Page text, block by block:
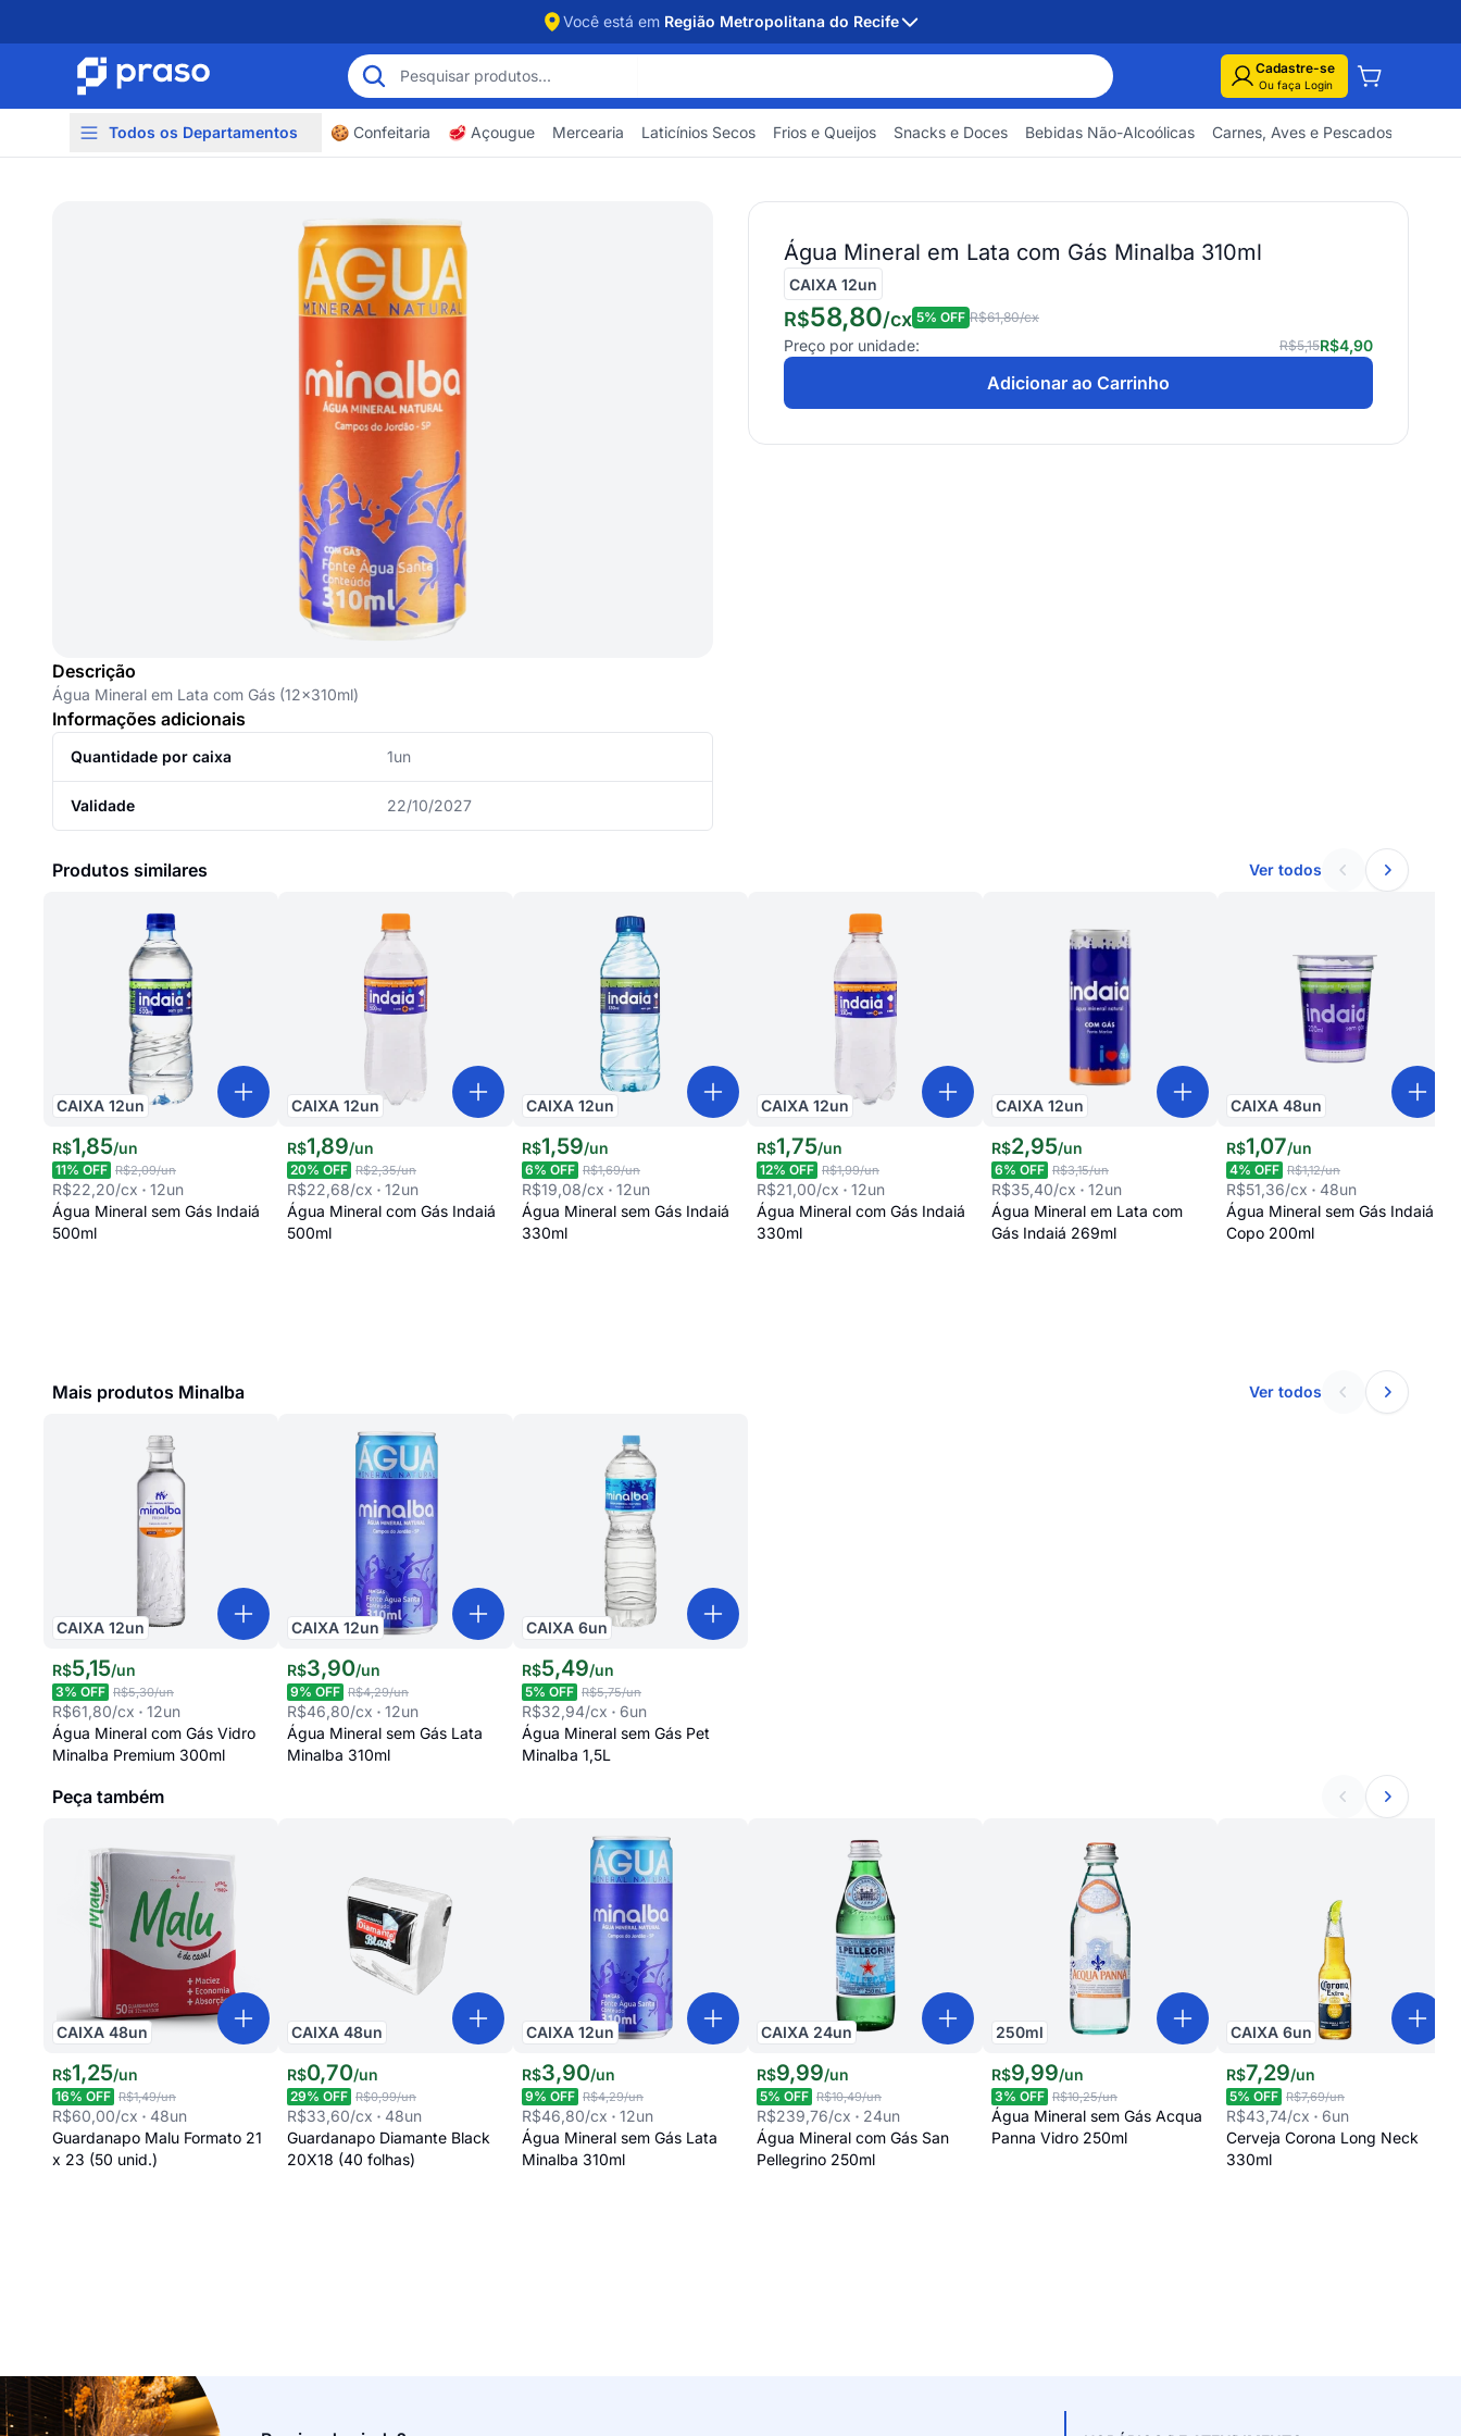
Você está em Região Metropolitana do Recife
Cadastre-se
Ou faça Login
Todos os Departamentos 🍪 Confeitaria 🥩 Açougue Mercearia Laticínios Secos Frios e Queijos Snacks e Doces Bebidas Não-Alcoólicas Carnes, Aves e Pescados
Descrição
Água Mineral em Lata com Gás (12x310ml)
Informações adicionais
Quantidade por caixa 1un
Validade 22/10/2027
CAIXA 12un
Água Mineral em Lata com Gás Minalba 310ml
R$58,80/cx 5% OFF R$61,80/cx
Preço por unidade: R$5,15R$4,90
Adicionar ao Carrinho
Produtos similares Ver todos
CAIXA 12un
R$1,85/un
11% OFF R$2,09/un
R$22,20/cx 12un
Água Mineral sem Gás Indaiá
500ml
CAIXA 12un
R$1,89/un
20% OFF R$2,35/un
R$22,68/cx 12un
Água Mineral com Gás Indaiá
500ml
CAIXA 12un
R$1,59/un
6% OFF R$1,69/un
R$19,08/cx 12un
Água Mineral sem Gás Indaiá
330ml
CAIXA 12un
R$1,75/un
12% OFF R$1,99/un
R$21,00/cx 12un
Água Mineral com Gás Indaiá
330ml
CAIXA 12un
R$2,95/un
6% OFF R$3,15/un
R$35,40/cx 12un
Água Mineral em Lata com
Gás Indaiá 269ml
CAIXA 48un
R$1,07/un
4% OFF R$1,12/un
R$51,36/cx 48un
Água Mineral sem Gás Indaiá
Copo 200ml
Mais produtos Minalba Ver todos
CAIXA 12un
R$5,15/un
3% OFF R$5,30/un
R$61,80/cx 12un
Água Mineral com Gás Vidro
Minalba Premium 300ml
CAIXA 12un
R$3,90/un
9% OFF R$4,29/un
R$46,80/cx 12un
Água Mineral sem Gás Lata
Minalba 310ml
CAIXA 6un
R$5,49/un
5% OFF R$5,75/un
R$32,94/cx 6un
Água Mineral sem Gás Pet
Minalba 1,5L
Peça também
CAIXA 48un
R$1,25/un
16% OFF R$1,49/un
R$60,00/cx 48un
Guardanapo Malu Formato 21
x 23 (50 unid.)
CAIXA 48un
R$0,70/un
29% OFF R$0,99/un
R$33,60/cx 48un
Guardanapo Diamante Black
20X18 (40 folhas)
CAIXA 12un
R$3,90/un
9% OFF R$4,29/un
R$46,80/cx 12un
Água Mineral sem Gás Lata
Minalba 310ml
CAIXA 24un
R$9,99/un
5% OFF R$10,49/un
R$239,76/cx 24un
Água Mineral com Gás San
Pellegrino 250ml
250ml
R$9,99/un
3% OFF R$10,25/un
Água Mineral sem Gás Acqua
Panna Vidro 250ml
CAIXA 6un
R$7,29/un
5% OFF R$7,69/un
R$43,74/cx 6un
Cerveja Corona Long Neck
330ml